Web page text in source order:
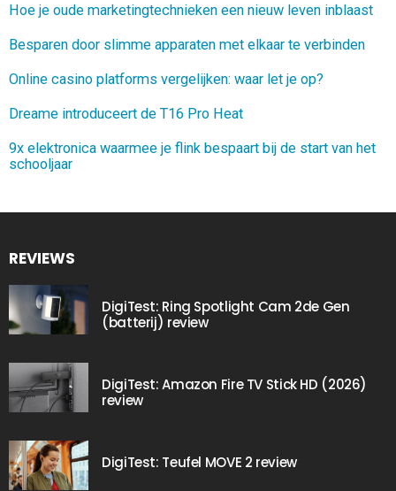
Hoe je oude marketingtechnieken een nieuw leven inblaast
Besparen door slimme apparaten met elkaar te verbinden
Online casino platforms vergelijken: waar let je op?
Dreame introduceert de T16 Pro Heat
9x elektronica waarmee je flink bespaart bij de start van het
schooljaar
REVIEWS
DigiTest: Ring Spotlight Cam 2de Gen
(batterij) review
DigiTest: Amazon Fire TV Stick HD (2026)
review
DigiTest: Teufel MOVE 2 review